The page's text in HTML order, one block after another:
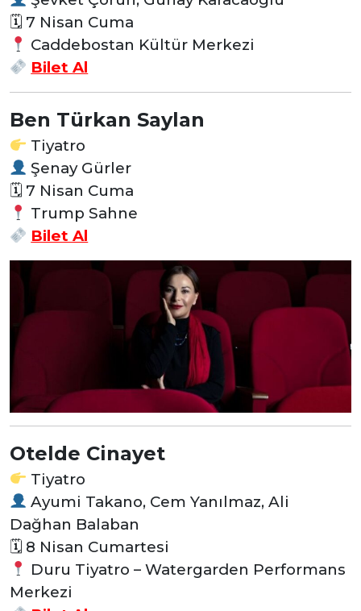
🗓 7 Nisan Cuma
Caddebostan Kültür Merkezi
Bilet Al
Ben Türkan Saylan
Tiyatro
Şenay Gürler
🗓 7 Nisan Cuma
Trump Sahne
Bilet Al
Otelde Cinayet
Tiyatro
Ayumi Takano, Cem Yanılmaz, Ali
Dağhan Balaban
🗓 8 Nisan Cumartesi
Duru Tiyatro – Watergarden Performans
Merkezi